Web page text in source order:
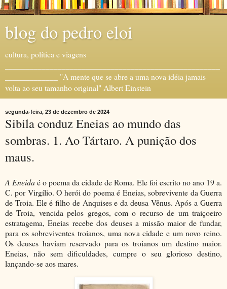
blog do pedro eloi
cultura, política e viagens
_____________ "A mente que se abre a uma nova idéia jamais
volta ao seu tamanho original" Albert Einstein
segunda-feira, 23 de dezembro de 2024
Sibila conduz Eneias ao mundo das
sombras. 1. Ao Tártaro. A punição dos
maus.
A Eneidaé o poema da cidade de Roma. Ele foi escrito no ano 19 a.
C. por Virgílio. O herói do poema é Eneias, sobrevivente da Guerra
de Troia. Ele é filho de Anquises e da deusa Vênus. Após a Guerra
de Troia, vencida pelos gregos, com o recurso de um traiçoeiro
estratagema, Eneias recebe dos deuses a missão maior de fundar,
para os sobreviventes troianos, uma nova cidade e um novo reino.
Os deuses haviam reservado para os troianos um destino maior.
Eneias, não sem dificuldades, cumpre o seu glorioso destino,
lançando-se aos mares.